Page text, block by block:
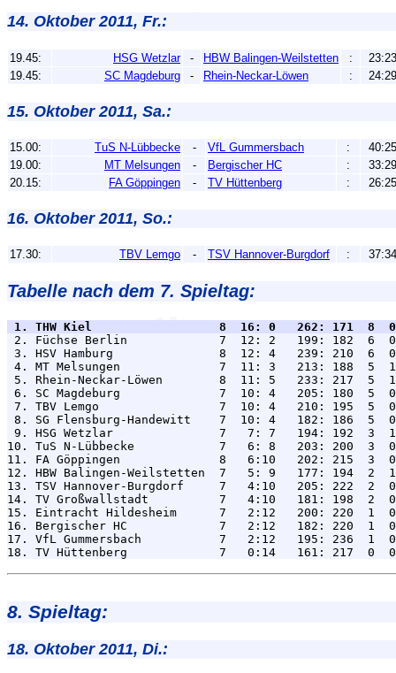
14. Oktober 2011, Fr.:
19.45: HSG Wetzlar - HBW Balingen-Weilstetten :
23:23
19.45:
SC Magdeburg - Rhein-Neckar-Löwen : 24:29
15. Oktober 2011, Sa.:
15.00: TuS N-Lübbecke - VfL Gummersbach :
40:25
19.00:
MT Melsungen - Bergischer HC :
33:29
20.15:
FA Göppingen - TV Hüttenberg : 26:25
16. Oktober 2011, So.:
17.30: TBV Lemgo - TSV Hannover-Burgdorf : 37:34
Tabelle nach dem 7. Spieltag:
1. THW Kiel                  8  16: 0   262: 171  8
2. Füchse Berlin             7  12: 2   199: 182  6
3. HSV Hamburg               8  12: 4   239: 210  6
4. MT Melsungen              7  11: 3   213: 188  5
5. Rhein-Neckar-Löwen        8  11: 5   233: 217  5
6. SC Magdeburg              7  10: 4   205: 180  5
7. TBV Lemgo                 7  10: 4   210: 195  5
8. SG Flensburg-Handewitt    7  10: 4   182: 186  5
9. HSG Wetzlar               7   7: 7   194: 192  3
10. TuS N-Lübbecke            7   6: 8   203: 200  3
11. FA Göppingen              8   6:10   202: 215  3
12. HBW Balingen-Weilstetten  7   5: 9   177: 194  2
13. TSV Hannover-Burgdorf     7   4:10   205: 222  2
14. TV Großwallstadt          7   4:10   181: 198  2
15. Eintracht Hildesheim      7   2:12   200: 220  1
16. Bergischer HC             7   2:12   182: 220  1
17. VfL Gummersbach           7   2:12   195: 236  1
8. Spieltag:
18. Oktober 2011, Di.: